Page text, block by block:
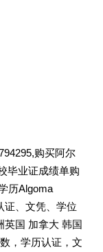
购买阿尔
毕业证成绩单购
历Algoma
证、文凭、学位
英国 加拿大 韩国
，学历认证，文